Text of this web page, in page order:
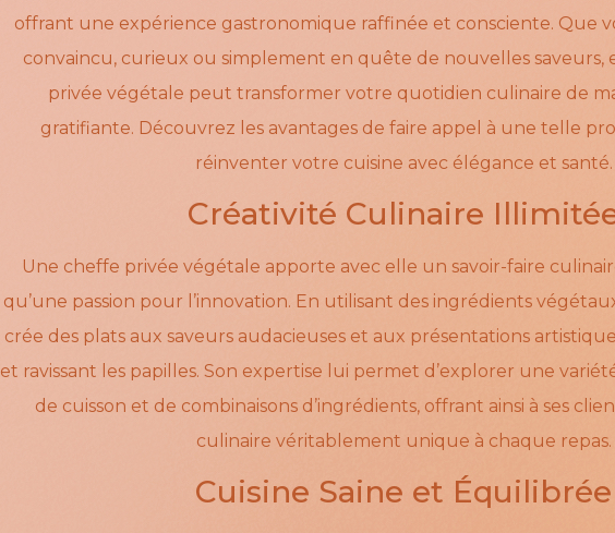
offrant une expérience gastronomique raffinée et consciente. Que
convaincu, curieux ou simplement en quête de nouvelles saveurs,
privée végétale peut transformer votre quotidien culinaire de
gratifiante. Découvrez les avantages de faire appel à une telle
réinventer votre cuisine avec élégance et santé.
Créativité Culinaire
Une cheffe privée végétale apporte avec elle un savoir-faire
qu’une passion pour l’innovation. En utilisant des ingrédients
crée des plats aux saveurs audacieuses et aux présentations
et ravissant les papilles. Son expertise lui permet d’explorer une
de cuisson et de combinaisons d’ingrédients, offrant ainsi à ses
culinaire véritablement unique à chaque repas.
Cuisine Saine et Équilibrée